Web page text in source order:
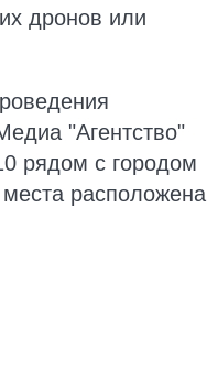
дронов или
"Агентство"
рядом с городом
расположена